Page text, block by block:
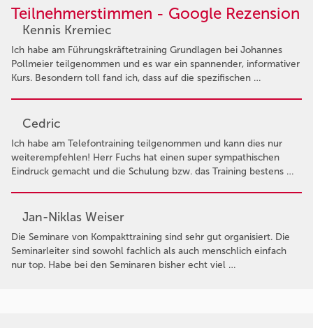
Teilnehmerstimmen - Google Rezension
Kennis Kremiec
Ich habe am Führungskräftetraining Grundlagen bei Johannes
Pollmeier teilgenommen und es war ein spannender, informativer
Kurs. Besondern toll fand ich, dass auf die spezifischen …
Cedric
Ich habe am Telefontraining teilgenommen und kann dies nur
weiterempfehlen! Herr Fuchs hat einen super sympathischen
Eindruck gemacht und die Schulung bzw. das Training bestens …
Jan-Niklas Weiser
Die Seminare von Kompakttraining sind sehr gut organisiert. Die
Seminarleiter sind sowohl fachlich als auch menschlich einfach
nur top. Habe bei den Seminaren bisher echt viel …